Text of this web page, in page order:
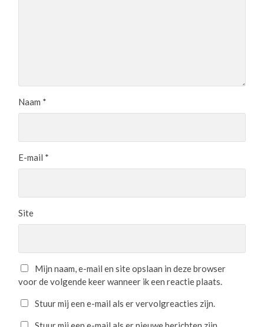
Naam *
E-mail *
Site
Mijn naam, e-mail en site opslaan in deze browser
voor de volgende keer wanneer ik een reactie plaats.
Stuur mij een e-mail als er vervolgreacties zijn.